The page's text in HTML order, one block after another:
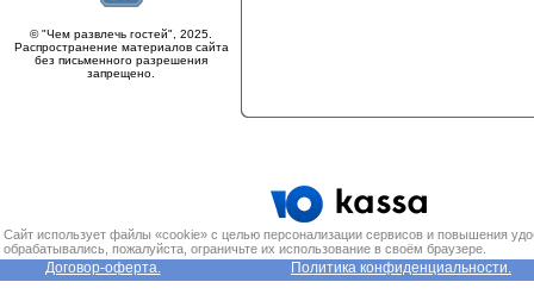
© "Чем развлечь гостей", 2025.
Распространение материалов сайта
без письменного разрешения
запрещено.
Сайт использует файлы «cookie» с целью персонализации сервисов и повышения
обрабатывались, пожалуйста, ограничьте их использование в своём браузере.
Договор-оферта. Политика конфиденциальности.